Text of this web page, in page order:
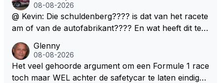
mogelijkheden. Het ouderwetse racen waarbij de ma
nnen en jongens verdeeld worden. Als deze auto's g
uden dan dat hij op dit moment beweerd. Dan kan hij
zijn talenten en uitzonderlijke klasse laten zien en he
eft daar enorm veel lol aan.
08-08-2026
@ Kevin: Die schuldenberg???? is dat van het racete
am of van de autofabrikant???? En wat heeft dit te
ert nu de spindoctor van newey geworden?? Eerlijk
gezegd snap ik de de kop én het artikel niet echt.
Glenny
08-08-2026
Het veel gehoorde argument om een Formule 1 race
toch maar WEL achter de safetycar te laten eindigen